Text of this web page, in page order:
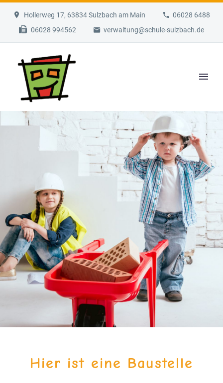
Hollerweg 17, 63834 Sulzbach am Main
06028 6488
06028 994562
verwaltung@schule-sulzbach.de
Hier ist eine Baustelle